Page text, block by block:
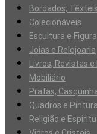
Bordados,
Colecionáveis
Escultura e
Joias e Relojoaria
Livros, Revistas
Mobiliário
Pratas,
Quadros e Pintura
Religião e